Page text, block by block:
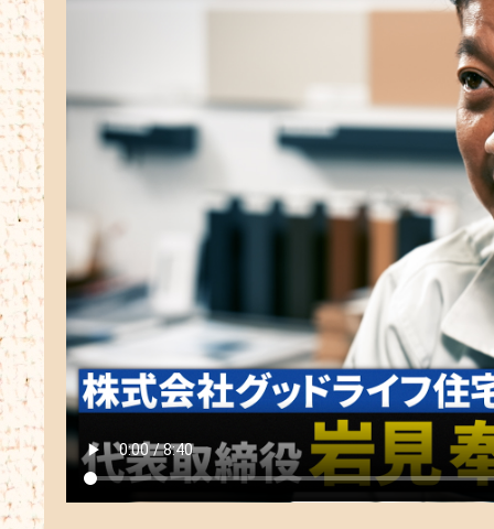
で、ぜひご覧くださいませ！
2026.05.01
いつもありがとうございます。
＜2026年5月2日～5月6日＞
お客様にはご不便をお掛けいたします
が、何卒よろしくお願い申し上げま
す。
2026.04.30
摂津市桜町2丁目モデルハウスが完成
しました ブログをUPしておりますの
で、ぜひご覧くださいませ！
2026.04.24
た ブログをUPしておりますので、ぜ
ひご覧くださいませ！